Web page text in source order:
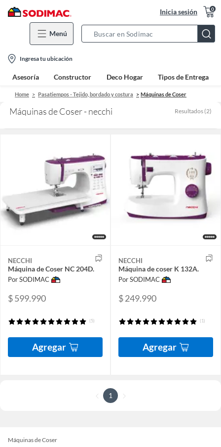
Inicia sesión 0
Menú
Bar
location-
icon
Ingresa tu ubicación
Asesoría Constructor Deco Hogar Tipos de Entrega
Home Pasatiempos - Tejido, bordado y costura Máquinas de Coser
Máquinas de Coser - necchi Resultados (2)
NECCHI
Máquina de Coser NC 204D.
Por SODIMAC
$ 599.990
(5)
Agregar
NECCHI
Máquina de coser K 132A.
Por SODIMAC
$ 249.990
(1)
Agregar
1
Máquinas de Coser